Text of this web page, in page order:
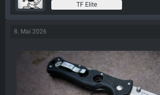
TF Elite
8. Mai 2026